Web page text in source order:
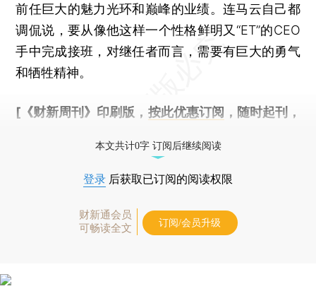
前任巨大的魅力光环和巅峰的业绩。连马云自己都
调侃说，要从像他这样一个性格鲜明又“ET”的CEO
手中完成接班，对继任者而言，需要有巨大的勇气
和牺牲精神。
[《财新周刊》印刷版， 按此优惠订阅 ，随时起刊，
本文共计0字 订阅后继续阅读
登录 后获取已订阅的阅读权限
财新通会员
可畅读全文
订阅/会员升级